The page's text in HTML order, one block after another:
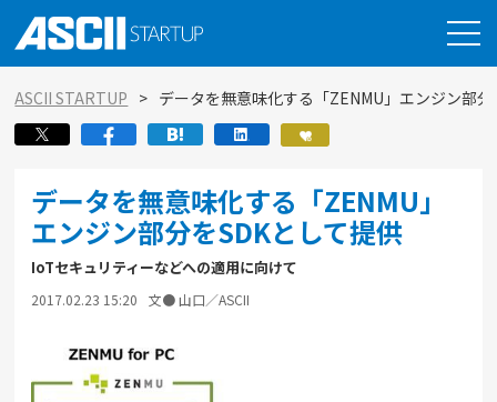
ASCII STARTUP データを無意味化する「ZENMU」エンジン部
データを無意味化する「ZENMU」
エンジン部分をSDKとして提供
IoTセキュリティーなどへの適用に向けて
2017.02.23 15:20 文● 山口／ASCII